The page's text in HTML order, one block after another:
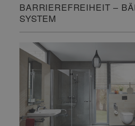
BARRIEREFREIHEIT –
SYSTEM